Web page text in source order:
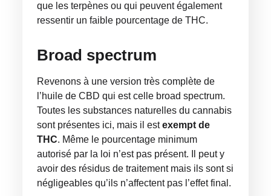
que les terpènes ou qui peuvent également
ressentir un faible pourcentage de THC.
Broad spectrum
Revenons à une version très complète de
l’huile de CBD qui est celle broad spectrum.
Toutes les substances naturelles du cannabis
sont présentes ici, mais il estexempt de
THC. Même le pourcentage minimum
autorisé par la loi n’est pas présent. Il peut y
avoir des résidus de traitement mais ils sont si
négligeables qu’ils n’affectent pas l’effet final.